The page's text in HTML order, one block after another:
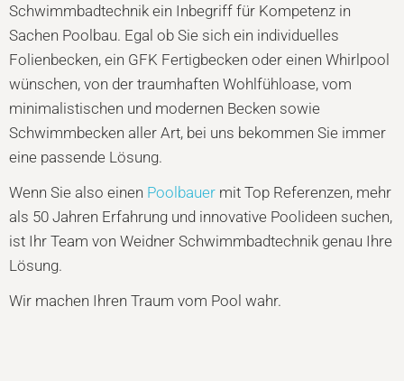
Schwimmbadtechnik ein Inbegriff für Kompetenz in
Sachen Poolbau. Egal ob Sie sich ein individuelles
Folienbecken, ein GFK Fertigbecken oder einen Whirlpool
wünschen, von der traumhaften Wohlfühloase, vom
minimalistischen und modernen Becken sowie
Schwimmbecken aller Art, bei uns bekommen Sie immer
eine passende Lösung.
Wenn Sie also einen Poolbauer mit Top Referenzen, mehr
als 50 Jahren Erfahrung und innovative Poolideen suchen,
ist Ihr Team von Weidner Schwimmbadtechnik genau Ihre
Lösung.
Wir machen Ihren Traum vom Pool wahr.